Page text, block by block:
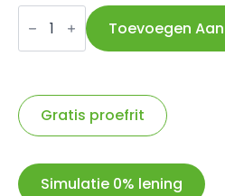
Union
schijfremblok
DBP-
26E
van
Moof
aantal
Toevoegen
Gratis proefrit
Simulatie 0% lening